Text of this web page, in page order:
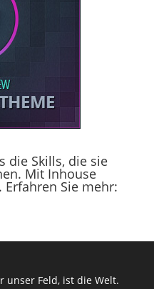
die Skills, die sie
Mit Inhouse
Sie mehr:
unser Feld, ist die Welt.